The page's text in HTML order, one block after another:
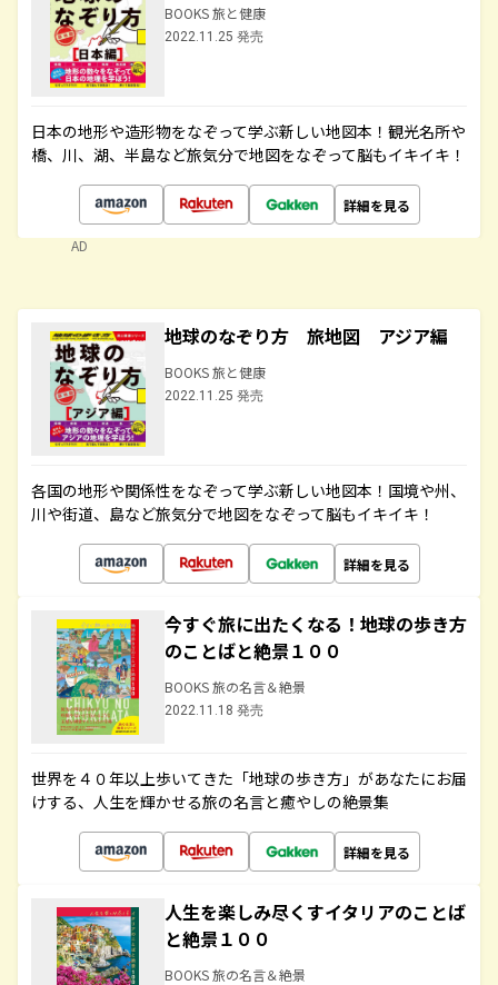
BOOKS 旅と健康
2022.11.25 発売
日本の地形や造形物をなぞって学ぶ新しい地図本！観光名所や
橋、川、湖、半島など旅気分で地図をなぞって脳もイキイキ！
詳細を見る
AD
地球のなぞり方 旅地図 アジア編
BOOKS 旅と健康
2022.11.25 発売
各国の地形や関係性をなぞって学ぶ新しい地図本！国境や州、
川や街道、島など旅気分で地図をなぞって脳もイキイキ！
詳細を見る
今すぐ旅に出たくなる！地球の歩き方
のことばと絶景１００
BOOKS 旅の名言＆絶景
2022.11.18 発売
世界を４０年以上歩いてきた「地球の歩き方」があなたにお届
けする、人生を輝かせる旅の名言と癒やしの絶景集
詳細を見る
人生を楽しみ尽くすイタリアのことば
と絶景１００
BOOKS 旅の名言＆絶景